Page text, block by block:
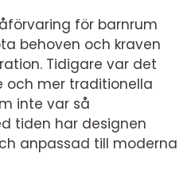
för barnrum
behoven och kraven
Tidigare var det
och mer traditionella
inte var så
tiden har designen
anpassad till moderna